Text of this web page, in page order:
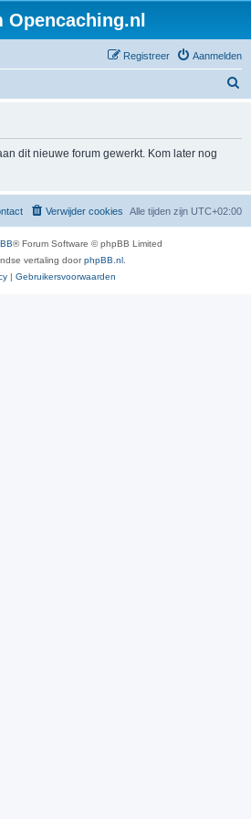
Opencaching.nl
Aanmelden
Registreer
dit nieuwe forum gewerkt. Kom later nog
Alle tijden zijn UTC+02:00
Verwijder cookies
® Forum Software © phpBB Limited
vertaling doorphpBB.nl
| Gebruikersvoorwaarden